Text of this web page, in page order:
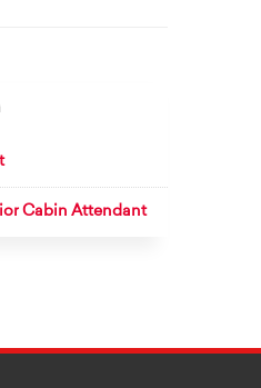
Cabin Attendant